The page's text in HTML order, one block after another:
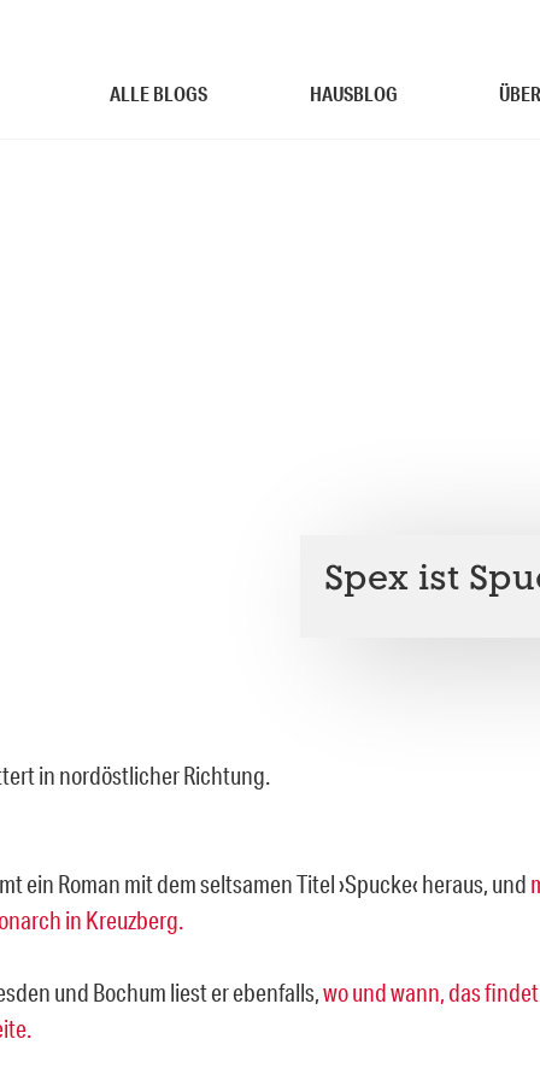
ALLE BLOGS HAUSBLOG
Spex ist
in nordöstlicher Richtung.
ein Roman mit dem seltsamen Titel ›Spucke‹ heraus, und
in Kreuzberg.
und Bochum liest er ebenfalls,wo und wann, das